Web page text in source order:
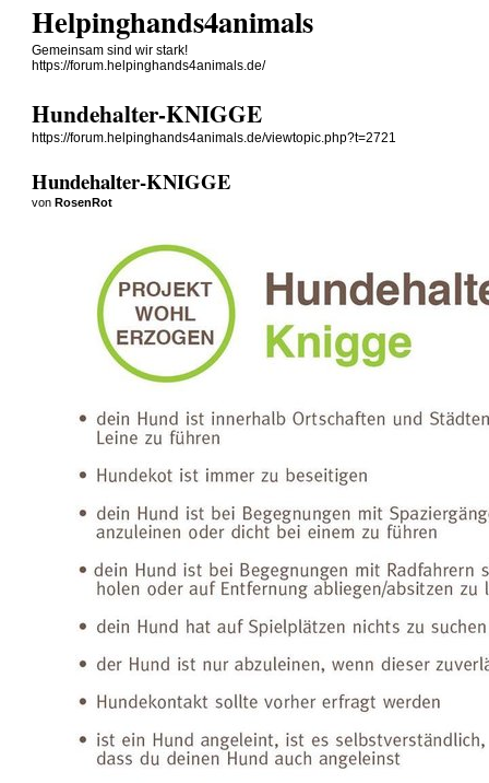
Helpinghands4animals
Gemeinsam sind wir stark!
https://forum.helpinghands4animals.de/
Hundehalter-KNIGGE
https://forum.helpinghands4animals.de/viewtopic.php?t=2721
Hundehalter-KNIGGE
vonRosenRot